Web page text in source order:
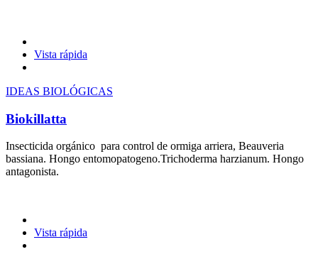
Vista rápida
IDEAS BIOLÓGICAS
Biokillatta
Insecticida orgánico para control de ormiga arriera, Beauveria
bassiana. Hongo entomopatogeno.Trichoderma harzianum. Hongo
antagonista.
Vista rápida